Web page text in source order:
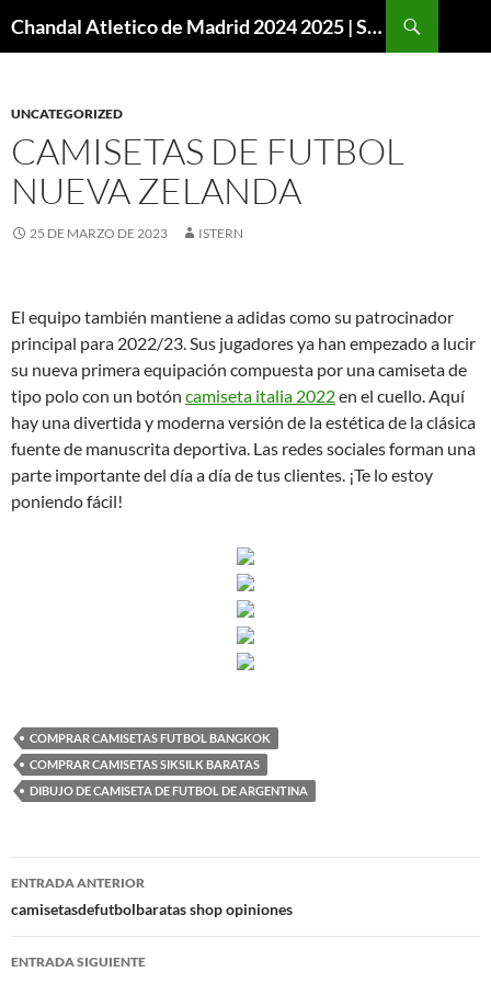
Chandal Atletico de Madrid 2024 2025 | SuperVigo
UNCATEGORIZED
CAMISETAS DE FUTBOL
NUEVA ZELANDA
25 DE MARZO DE 2023 ISTERN
El equipo también mantiene a adidas como su patrocinador
principal para 2022/23. Sus jugadores ya han empezado a lucir
su nueva primera equipación compuesta por una camiseta de
tipo polo con un botón camiseta italia 2022en el cuello. Aquí
hay una divertida y moderna versión de la estética de la clásica
fuente de manuscrita deportiva. Las redes sociales forman una
parte importante del día a día de tus clientes. ¡Te lo estoy
poniendo fácil!
COMPRAR CAMISETAS FUTBOL BANGKOK
COMPRAR CAMISETAS SIKSILK BARATAS
DIBUJO DE CAMISETA DE FUTBOL DE ARGENTINA
Navegación
de
entradas
ENTRADA ANTERIOR
camisetasdefutbolbaratas shop opiniones
ENTRADA SIGUIENTE